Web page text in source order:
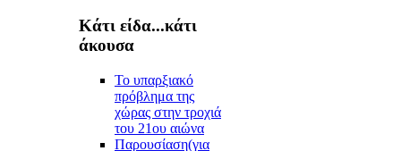
Κάτι είδα...κάτι
άκουσα
Το υπαρξιακό
πρόβλημα της
χώρας στην τροχιά
του 21ου αιώνα
Παρουσίαση(για